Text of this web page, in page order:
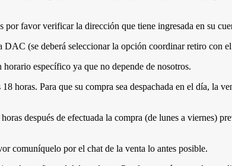
favor verificar la dirección que tiene ingresada en su
DAC (se deberá seleccionar la opción coordinar retiro con
específico ya que no depende de nosotros.
horas. Para que su compra sea despachada en el día, la
después de efectuada la compra (de lunes a viernes)
comuníquelo por el chat de la venta lo antes posible.